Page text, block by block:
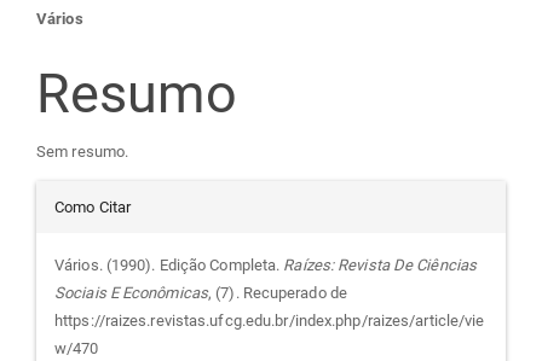
Conteúdo
do
artigo
principal
Vários
Resumo
Sem resumo.
Detalhes
do
artigo
Como Citar
Vários. (1990). Edição Completa. Raízes: Revista De Ciências
Sociais E Econômicas, (7). Recuperado de
https://raizes.revistas.ufcg.edu.br/index.php/raizes/article/vie
w/470